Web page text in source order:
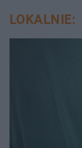
LOKALNIE: